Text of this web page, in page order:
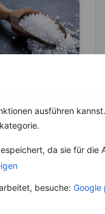
ausführen
da sie für die
besuche: Google
– Die
Stoff
unserer Küche
Der...